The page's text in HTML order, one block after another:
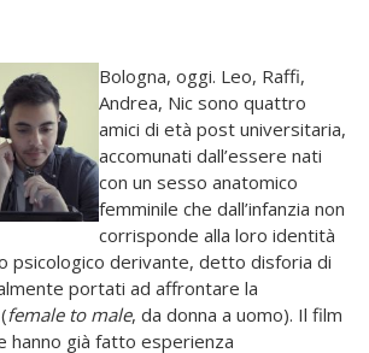
Bologna, oggi. Leo, Raffi,
Andrea, Nic sono quattro
amici di età post universitaria,
accomunati dall’essere nati
con un sesso anatomico
femminile che dall’infanzia non
corrisponde alla loro identità
psicologico derivante, detto disforia di
portati ad affrontare la
female to male, da donna a uomo). Il film
hanno già fatto esperienza